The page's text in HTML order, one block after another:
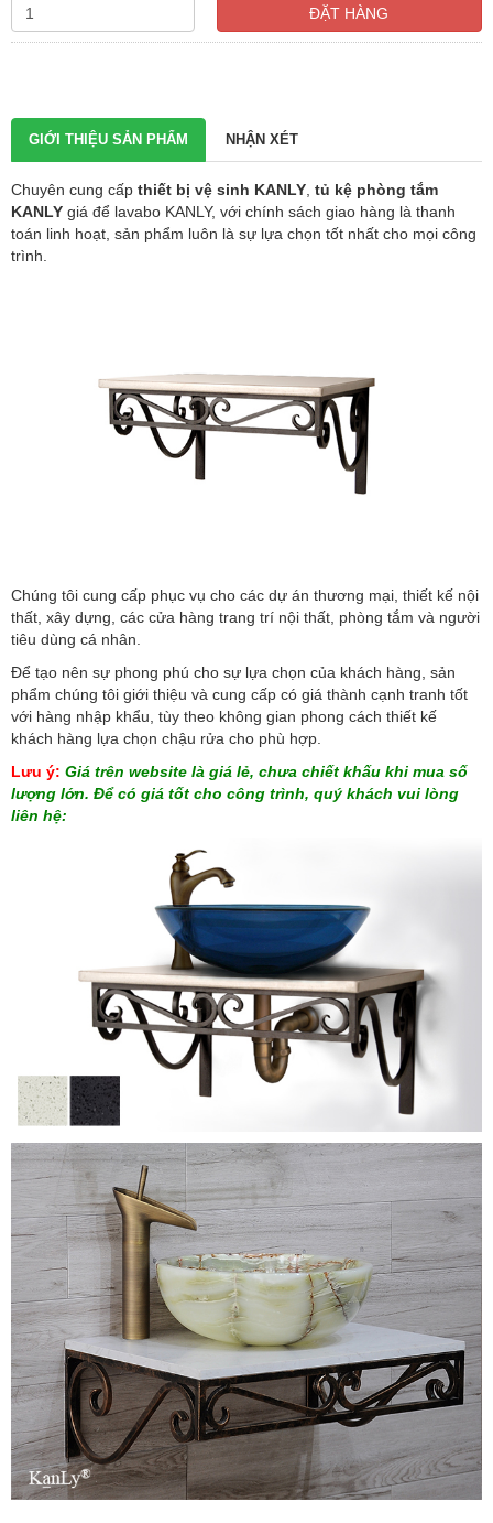
ĐẶT HÀNG
GIỚI THIỆU SẢN PHẨM NHẬN XÉT
Chuyên cung cấp thiết bị vệ sinh KANLY, tủ kệ phòng tắm
KANLY giá để lavabo KANLY, với chính sách giao hàng là thanh
toán linh hoạt, sản phẩm luôn là sự lựa chọn tốt nhất cho mọi công
trình.
Chúng tôi cung cấp phục vụ cho các dự án thương mại, thiết kế nội
thất, xây dựng, các cửa hàng trang trí nội thất, phòng tắm và người
tiêu dùng cá nhân.
Để tạo nên sự phong phú cho sự lựa chọn của khách hàng, sản
phẩm chúng tôi giới thiệu và cung cấp có giá thành cạnh tranh tốt
với hàng nhập khẩu, tùy theo không gian phong cách thiết kế
khách hàng lựa chọn chậu rửa cho phù hợp.
Lưu ý: Giá trên website là giá lẻ, chưa chiết khấu khi mua số
lượng lớn. Để có giá tốt cho công trình, quý khách vui lòng
liên hệ: